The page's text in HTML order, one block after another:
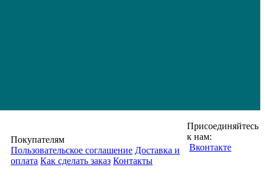
Покупателям
Пользовательское соглашение Доставка и
оплата Как сделать заказ Контакты
Присоединяйтесь
к нам:
Вконтакте